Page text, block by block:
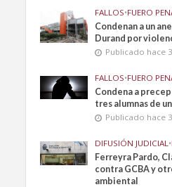
FALLOS•FUERO
Condenan a un
Durand por
Publicado hace
FALLOS•FUERO
Condena a
tres alumnas de
Publicado hace
DIFUSIÓN JUDICIAL •
Ferreyra Pardo,
contra GCBA y
ambiental